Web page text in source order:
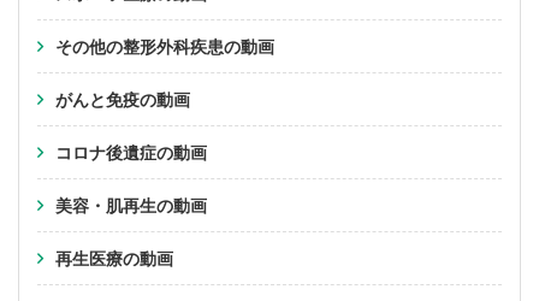
その他の整形外科疾患の動画
がんと免疫の動画
コロナ後遺症の動画
美容・肌再生の動画
再生医療の動画